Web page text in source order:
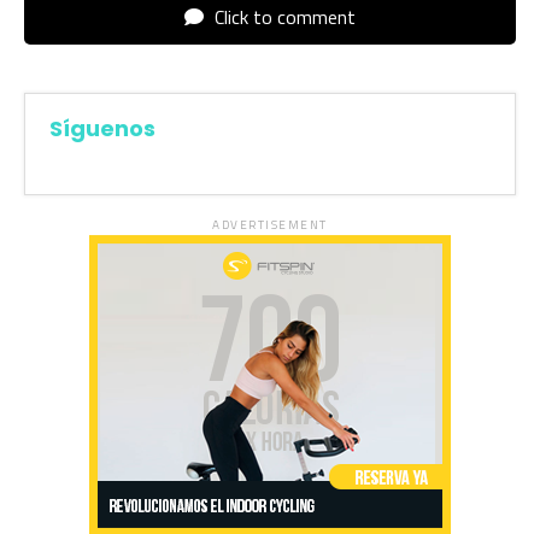
Click to comment
Síguenos
ADVERTISEMENT